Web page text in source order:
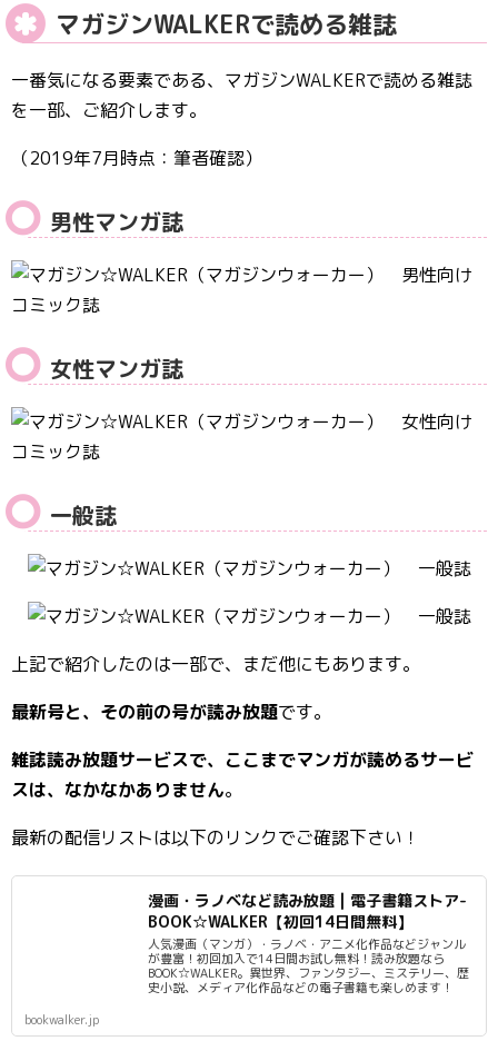
マガジンWALKERで読める雑誌
一番気になる要素である、マガジンWALKERで読める雑誌
を一部、ご紹介します。
（2019年7月時点：筆者確認）
男性マンガ誌
女性マンガ誌
一般誌
上記で紹介したのは一部で、まだ他にもあります。
最新号と、その前の号が読み放題です。
雑誌読み放題サービスで、ここまでマンガが読めるサービ
スは、なかなかありません。
最新の配信リストは以下のリンクでご確認下さい！
漫画・ラノベなど読み放題 | 電子書籍ストア-
BOOK☆WALKER【初回14日間無料】
人気漫画（マンガ）・ラノベ・アニメ化作品などジャンル
が豊富！初回加入で14日間お試し無料！読み放題なら
BOOK☆WALKER。異世界、ファンタジー、ミステリー、歴
史小説、メディア化作品などの電子書籍も楽しめます！
bookwalker.jp